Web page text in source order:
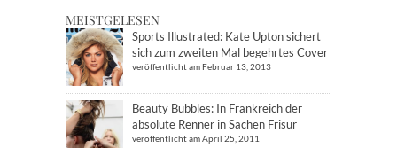
MEISTGELESEN
Sports Illustrated: Kate Upton sichert
sich zum zweiten Mal begehrtes Cover
veröffentlicht am Februar 13, 2013
Beauty Bubbles: In Frankreich der
absolute Renner in Sachen Frisur
veröffentlicht am April 25, 2011